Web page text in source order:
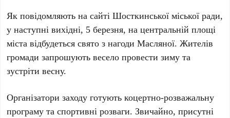
Як повідомляють на сайті Шосткинської міської ради,
у наступні вихідні, 5 березня, на центральній площі
міста відбудеться свято з нагоди Масляної. Жителів
громади запрошують весело провести зиму та
зустріти весну.
Організатори заходу готують коцертно-розважальну
програму та спортивні розваги. Звичайно, присутні